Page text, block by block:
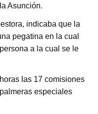
Asunción.
indicaba que la
pegatina en la cual
a la cual se le
las 17 comisiones
especiales